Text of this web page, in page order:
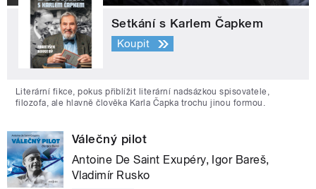
Setkání s Karlem Čapkem
Koupit
Literární fikce, pokus přiblížit literární nadsázkou spisovatele,
filozofa, ale hlavně člověka Karla Čapka trochu jinou formou.
Válečný pilot
Antoine De Saint Exupéry, Igor Bareš,
Vladimír Rusko